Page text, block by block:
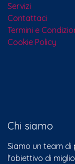
Servizi
Contattaci​
Termini e
Cookie Policy
Chi siamo
Siamo un team di
l'obiettivo di